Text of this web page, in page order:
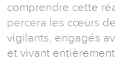
comprendre cette
percera les cœurs
vigilants, engagés
et vivant